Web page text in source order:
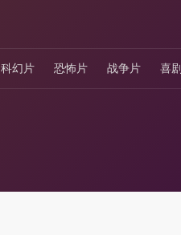
科幻片 恐怖片 战争片 喜